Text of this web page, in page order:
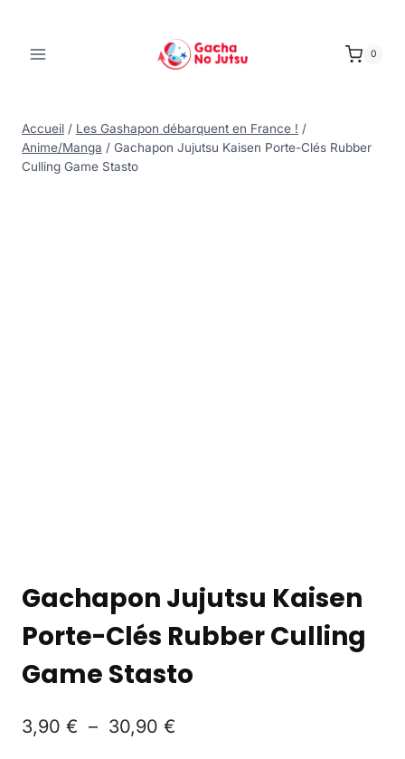
0
Accueil / Les Gashapon débarquent en France ! /
Anime/Manga / Gachapon Jujutsu Kaisen Porte-Clés Rubber
Culling Game Stasto
Gachapon Jujutsu Kaisen
Porte-Clés Rubber Culling
Game Stasto
3,90 € – 30,90 €